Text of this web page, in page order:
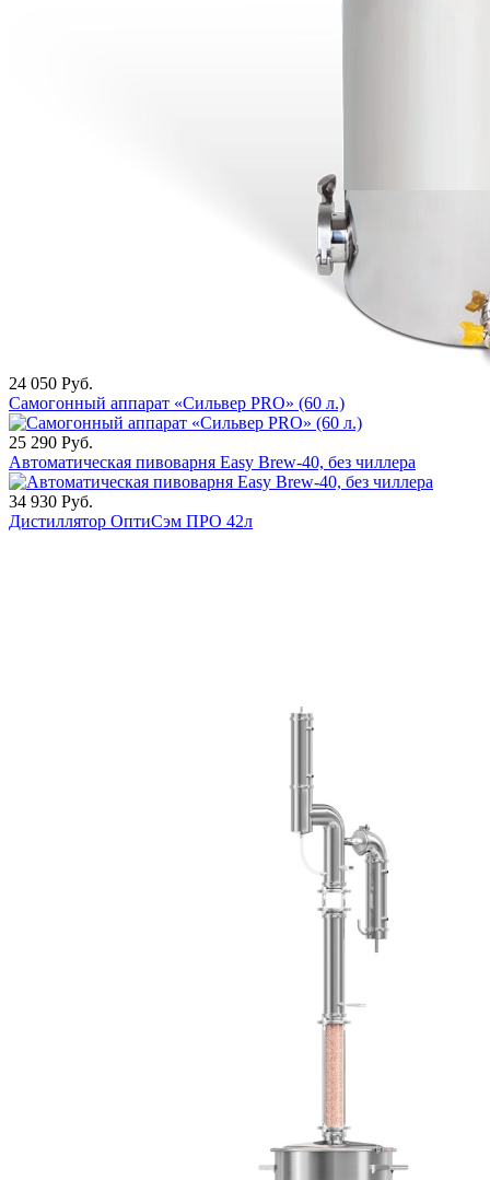
24 050 Руб.
Самогонный аппарат «Сильвер PRO» (60 л.)
25 290 Руб.
Автоматическая пивоварня Easy Brew-40, без чиллера
34 930 Руб.
Дистиллятор ОптиСэм ПРО 42л